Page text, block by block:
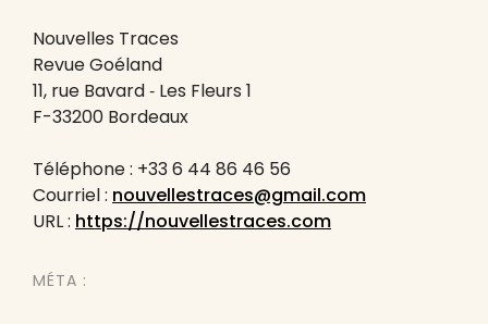
Nouvelles Traces
Revue Goéland
11, rue Bavard ‐ Les Fleurs 1
F-33200 Bordeaux
Téléphone : +33 6 44 86 46 56
Courriel : nouvellestraces@gmail.com
URL : https://nouvellestraces.com
MÉTA :